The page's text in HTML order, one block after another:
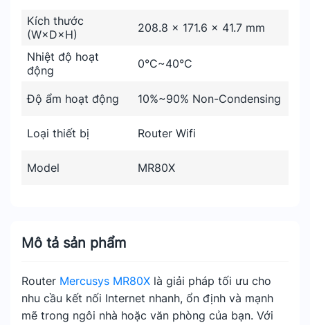
Mô tả sản phẩm
Router Mercusys MR80X là giải pháp tối ưu cho
nhu cầu kết nối Internet nhanh, ổn định và mạnh
mẽ trong ngôi nhà hoặc văn phòng của bạn. Với
Kích thước
(W×D×H)
208.8 × 171.6 × 41.7 mm
Nhiệt độ hoạt
động
0°C~40°C
Độ ẩm hoạt động 10%~90% Non-Condensing
Loại thiết bị Router Wifi
Model MR80X